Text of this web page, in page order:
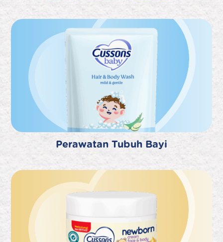
Perawatan Tubuh Bayi